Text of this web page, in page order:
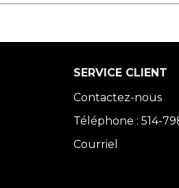
SERVICE CLIENT
Contactez-nous
Téléphone : 514-
Courriel